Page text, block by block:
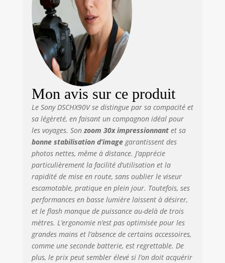
step) Vitesse maximale d'obturation
de la caméra: 1/2000 s.Vitesse
minimale d'obturation de la caméra:
30 s
Mon avis sur ce produit
Le Sony DSCHX90V se distingue par sa compacité et
sa légèreté, en faisant un compagnon idéal pour
les voyages. Son zoom 30x impressionnantet sa
bonne stabilisation d’imagegarantissent des
photos nettes, même à distance. J’apprécie
particulièrement la facilité d’utilisation et la
rapidité de mise en route, sans oublier le viseur
escamotable, pratique en plein jour. Toutefois, ses
performances en basse lumière laissent à désirer,
et le flash manque de puissance au-delà de trois
mètres. L’ergonomie n’est pas optimisée pour les
grandes mains et l’absence de certains accessoires,
comme une seconde batterie, est regrettable. De
plus, le prix peut sembler élevé si l’on doit acquérir